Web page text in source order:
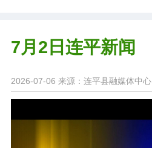
7月2日连平新闻
2026-07-06 来源：连平县融媒体中心